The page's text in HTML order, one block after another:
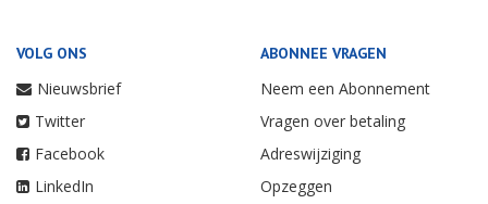
VOLG ONS
Nieuwsbrief
Twitter
Facebook
LinkedIn
ABONNEE VRAGEN
Neem een Abonnement
Vragen over betaling
Adreswijziging
Opzeggen